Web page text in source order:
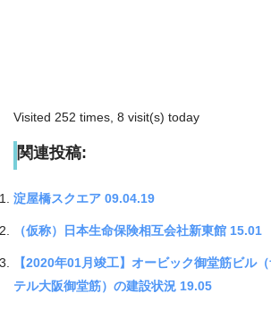
Visited 252 times, 8 visit(s) today
関連投稿:
淀屋橋スクエア 09.04.19
（仮称）日本生命保険相互会社新東館 15.01
【2020年01月竣工】オービック御堂筋ビル
テル大阪御堂筋）の建設状況 19.05